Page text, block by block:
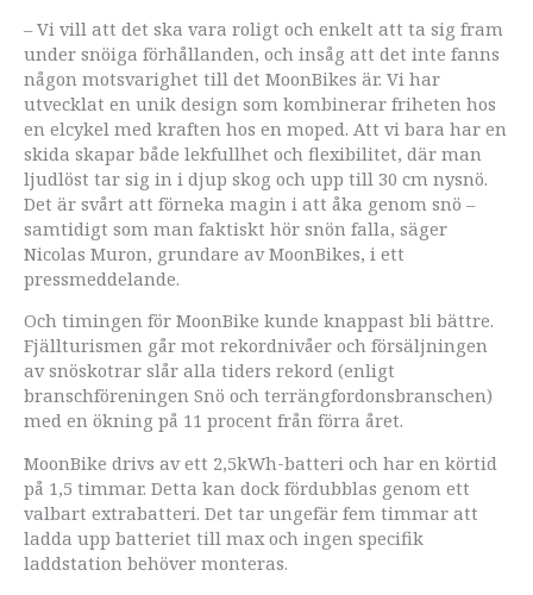
– Vi vill att det ska vara roligt och enkelt att ta sig fram
under snöiga förhållanden, och insåg att det inte fanns
någon motsvarighet till det MoonBikes är. Vi har
utvecklat en unik design som kombinerar friheten hos
en elcykel med kraften hos en moped. Att vi bara har en
skida skapar både lekfullhet och flexibilitet, där man
ljudlöst tar sig in i djup skog och upp till 30 cm nysnö.
Det är svårt att förneka magin i att åka genom snö –
samtidigt som man faktiskt hör snön falla, säger
Nicolas Muron, grundare av MoonBikes, i ett
pressmeddelande.
Och timingen för MoonBike kunde knappast bli bättre.
Fjällturismen går mot rekordnivåer och försäljningen
av snöskotrar slår alla tiders rekord (enligt
branschföreningen Snö och terrängfordonsbranschen)
med en ökning på 11 procent från förra året.
MoonBike drivs av ett 2,5kWh-batteri och har en körtid
på 1,5 timmar. Detta kan dock fördubblas genom ett
valbart extrabatteri. Det tar ungefär fem timmar att
ladda upp batteriet till max och ingen specifik
laddstation behöver monteras.